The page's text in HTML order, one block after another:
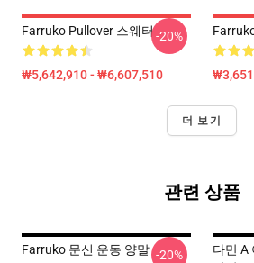
Farruko Pullover 스웨터
₩5,642,910 - ₩6,607,510
-20%
더 보기
관련 상품
Farruko 문신 운동 양말 -20%
다만 A